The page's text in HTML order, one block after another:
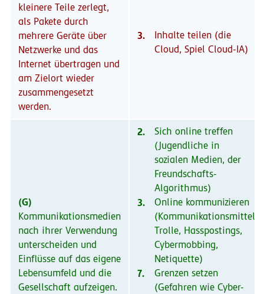
kleinere Teile zerlegt,
als Pakete durch
mehrere Geräte über
Netzwerke und das
Internet übertragen und
am Zielort wieder
zusammengesetzt
werden.
3.
Inhalte teilen (die
Cloud, Spiel Cloud-IA)
(G)
Kommunikationsmedien
nach ihrer Verwendung
unterscheiden und
Einflüsse auf das eigene
Lebensumfeld und die
Gesellschaft aufzeigen.
2.
Sich online treffen
(Jugendliche in
sozialen Medien, der
Freundschafts-
Algorithmus)
3.
Online kommunizieren
(Kommunikationsmittel,
Trolle, Hasspostings,
Cybermobbing,
Netiquette)
7.
Grenzen setzen
(Gefahren wie Cyber-